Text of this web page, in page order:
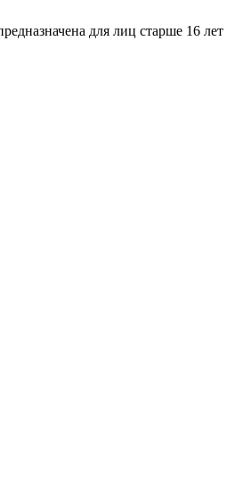
для лиц старше 16 лет